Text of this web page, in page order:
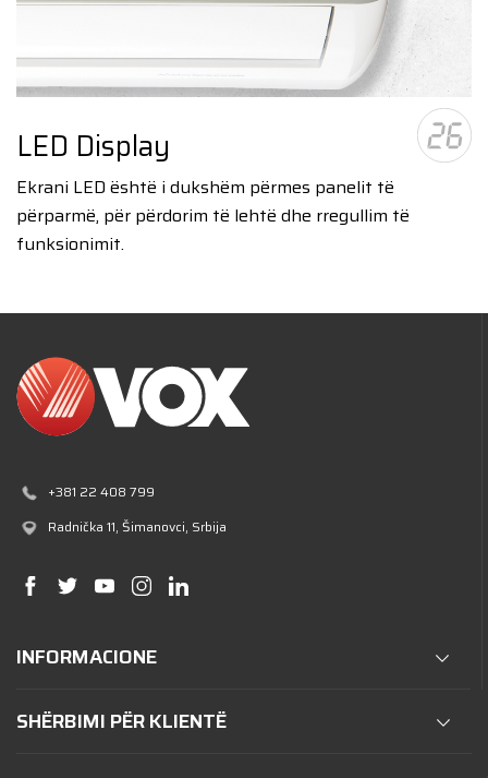
LED Display
Ekrani LED është i dukshëm përmes panelit të
përparmë, për përdorim të lehtë dhe rregullim të
funksionimit.
+381 22 408 799
Radnička 11, Šimanovci, Srbija
INFORMACIONE
SHËRBIMI PËR KLIENTË